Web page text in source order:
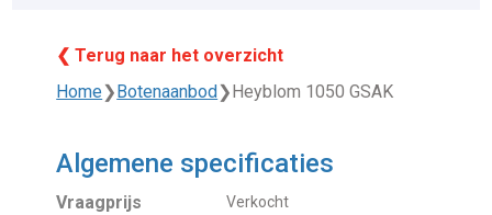
❮ Terug naar het overzicht
Home❯ Botenaanbod ❯ Heyblom 1050 GSAK
Algemene specificaties
Vraagprijs Verkocht